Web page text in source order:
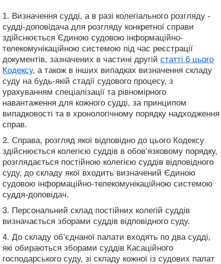
1. Визначення судді, а в разі колегіального розгляду -
судді-доповідача для розгляду конкретної справи
здійснюється Єдиною судовою інформаційно-
телекомунікаційною системою під час реєстрації
документів, зазначених в частині другій статті 6 цього
Кодексу, а також в інших випадках визначення складу
суду на будь-якій стадії судового процесу, з
урахуванням спеціалізації та рівномірного
навантаження для кожного судді, за принципом
випадковості та в хронологічному порядку надходження
справ.
2. Справа, розгляд якої відповідно до цього Кодексу
здійснюється колегією суддів в обов’язковому порядку,
розглядається постійною колегією суддів відповідного
суду, до складу якої входить визначений Єдиною
судовою інформаційно-телекомунікаційною системою
суддя-доповідач.
3. Персональний склад постійних колегій суддів
визначається зборами суддів відповідного суду.
4. До складу об’єднаної палати входять по два судді,
які обираються зборами суддів Касаційного
господарського суду, зі складу кожної із судових палат